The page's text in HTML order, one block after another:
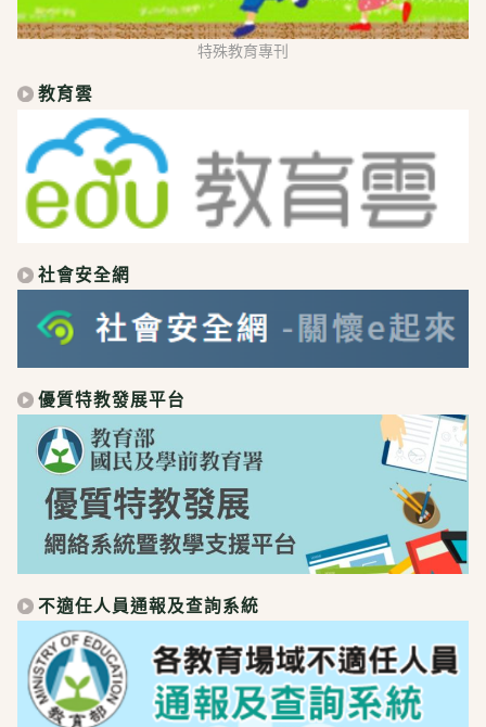
特殊教育專刊
教育雲
社會安全網
優質特教發展平台
不適任人員通報及查詢系統